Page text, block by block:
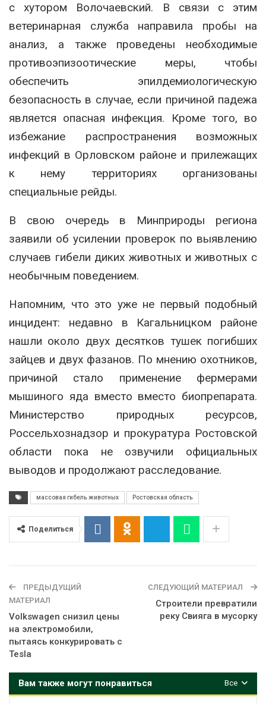
с хутором Волочаевский. В связи с этим
ветеринарная служба направила пробы на
анализ, а также проведены необходимые
противоэпизоотические меры, чтобы
обеспечить эпилдемиологическую
безопасность в случае, если причиной падежа
является опасная инфекция. Кроме того, во
избежание распространения возможных
инфекций в Орловском районе и прилежащих
к нему территориях организованы
специальные рейды.
В свою очередь в Минприроды региона
заявили об усилении проверок по выявлению
случаев гибели диких животных и животных с
необычным поведением.
Напомним, что это уже не первый подобный
инцидент: недавно в Кагальницком районе
нашли около двух десятков тушек погибших
зайцев и двух фазанов. По мнению охотников,
причиной стало применение фермерами
мышиного яда вместо вместо биопрепарата.
Министерство природных ресурсов,
Россельхознадзор и прокуратура Ростовской
области пока не озвучили официальных
выводов и продолжают расследование.
массовая гибель животных Ростовская область
Поделиться
ПРЕДЫДУЩИЙ
МАТЕРИАЛ
Volkswagen снизил цены
на электромобили,
пытаясь конкурировать с
Tesla
СЛЕДУЮЩИЙ МАТЕРИАЛ
Строители превратили
реку Свияга в мусорку
Все
Вам также могут понравиться